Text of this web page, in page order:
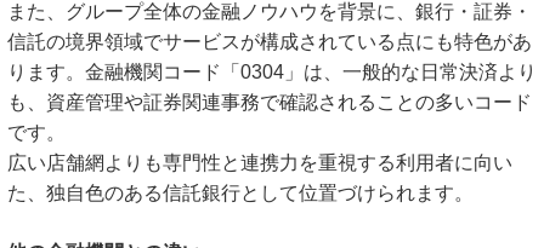
また、グループ全体の金融ノウハウを背景に、銀行・証券・
信託の境界領域でサービスが構成されている点にも特色があ
ります。金融機関コード「0304」は、一般的な日常決済より
も、資産管理や証券関連事務で確認されることの多いコード
です。
広い店舗網よりも専門性と連携力を重視する利用者に向い
た、独自色のある信託銀行として位置づけられます。